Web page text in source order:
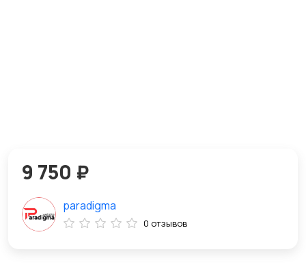
9 750 ₽
paradigma
0 отзывов